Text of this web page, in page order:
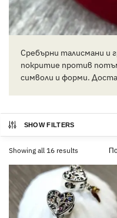
Сребърни талисмани и
покритие против
символи и форми.
SHOW FILTERS
Showing all 16 results